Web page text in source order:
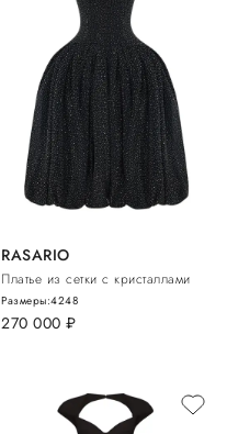
RASARIO
Платье из сетки с кристаллами
270 000 руб.
Размеры:4248